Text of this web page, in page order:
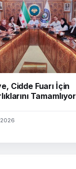
Cidde Fuarı İçin
Tamamlıyor